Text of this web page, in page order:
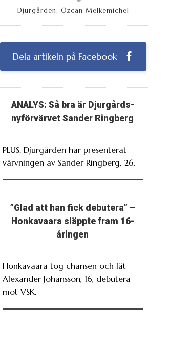
Djurgården, Özcan Melkemichel
Dela artikeln på Facebook
ANALYS: Så bra är Djurgårds-
nyförvärvet Sander Ringberg
PLUS. Djurgården har presenterat
värvningen av Sander Ringberg, 26.
”Glad att han fick debutera” –
Honkavaara släppte fram 16-
åringen
Honkavaara tog chansen och lät
Alexander Johansson, 16, debutera
mot VSK.